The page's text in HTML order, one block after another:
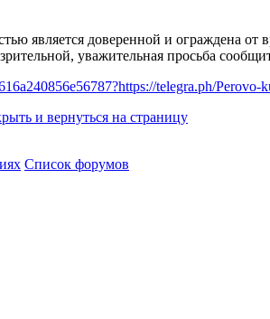
является доверенной и ограждена от
уважительная просьба
telegra.ph/
и вернуться на страницу
Список форумов